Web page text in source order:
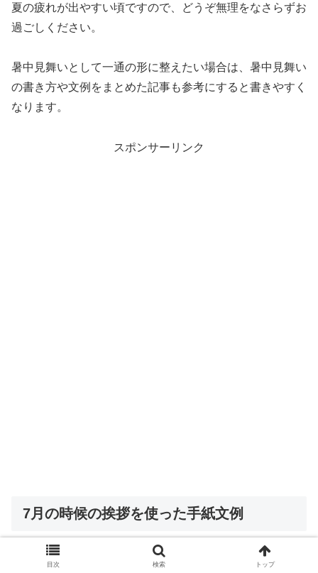
夏の疲れが出やすい頃ですので、どうぞ無理をなさらずお
過ごしください。
暑中見舞いとして一通の形に整えたい場合は、暑中見舞い
の書き方や文例をまとめた記事も参考にすると書きやすく
なります。
スポンサーリンク
7月の時候の挨拶を使った手紙文例
ここでは、書き出しから結びまでを通した文例を紹介しま
目次 検索 トップ